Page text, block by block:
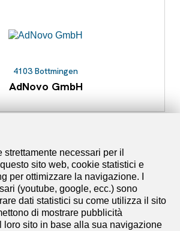
4103 Bottmingen
AdNovo GmbH
1950 Sion
Immobilier SA
necessari per il
sito web, cookie statistici e
per ottimizzare la navigazione. I
(youtube, google, ecc.) sono
dati statistici su come utilizza il sito
di mostrare pubblicità
loro sito in base alla sua navigazione